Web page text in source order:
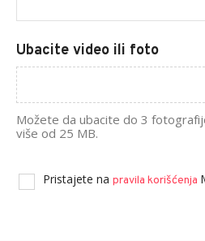
Ubacite video ili foto
Možete da ubacite do 3
više od 25 MB.
Pristajete na pravila korišćenja